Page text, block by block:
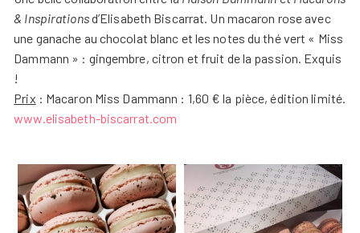
& Inspirationsd’Elisabeth Biscarrat. Un macaron rose avec
une ganache au chocolat blanc et les notes du thé vert « Miss
Dammann » : gingembre, citron et fruit de la passion. Exquis
!
Prix : Macaron Miss Dammann : 1,60 € la pièce, édition limité.
www.elisabeth-biscarrat.com